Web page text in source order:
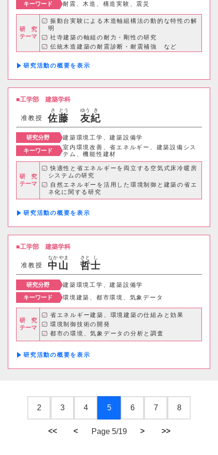
キーワード
耐震、木造、構造実験、震災
研 究
テーマ
振動台実験による木造軸組構法の動的な特性の解
明
社寺建築の軸組の耐力・剛性の研究
伝統木造建築の耐震診断・耐震補強 など
研究活動の概要
工学部 建築学科
准教授 佐
さ
藤
とう
友
ゆう
紀
き
研究分野
建築環境工学、建築設備学
キーワード
室内環境改善、省エネルギー、建築設備シス
テム、機能性建材
研 究
テーマ
快適性と省エネルギーを両立する空気式床冷暖房
システムの研究
自然エネルギーを活用した環境制御と建築の省エ
ネ化に関する研究
調湿・蓄熱建材を活用した住宅の温湿度環境改善
に関する研究 など
研究活動の概要
工学部 建築学科
准教授 中
なか
山
やま
哲
さと
士
し
研究分野
建築環境工学、建築設備学
キーワード
環境建築、都市環境、気象データ
研 究
テーマ
省エネルギー建築、環境建築の仕組みと効果
環境制御技術の開発
都市の環境、気象データの分析と調査
研究活動の概要
2 3 4 5 6 7 8
<< < Page 5/19 > >>